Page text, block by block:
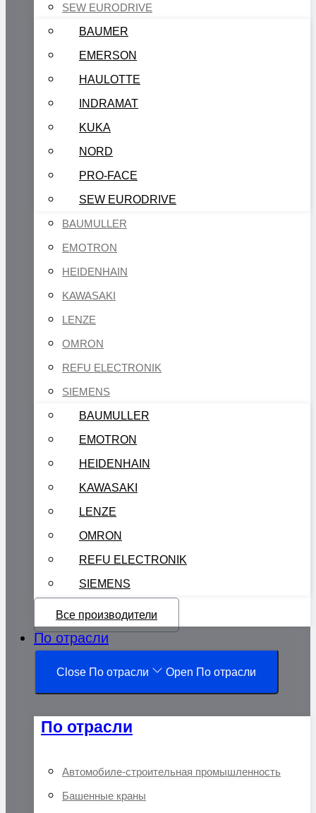
SEW EURODRIVE
BAUMER
EMERSON
HAULOTTE
INDRAMAT
KUKA
NORD
PRO-FACE
SEW EURODRIVE
BAUMULLER
EMOTRON
HEIDENHAIN
KAWASAKI
LENZE
OMRON
REFU ELECTRONIK
SIEMENS
BAUMULLER
EMOTRON
HEIDENHAIN
KAWASAKI
LENZE
OMRON
REFU ELECTRONIK
SIEMENS
Все производители
По отрасли
Close По отрасли Open По отрасли
По отрасли
Автомобиле-строительная промышленность
Башенные краны